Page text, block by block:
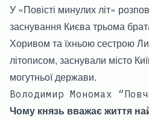
У «Повісті минулих літ»
заснування Києва трьома
Хоривом та їхньою сестрою
літописом, заснували місто
могутньої держави.
Володимир Мономах
Чому князь вважає життя